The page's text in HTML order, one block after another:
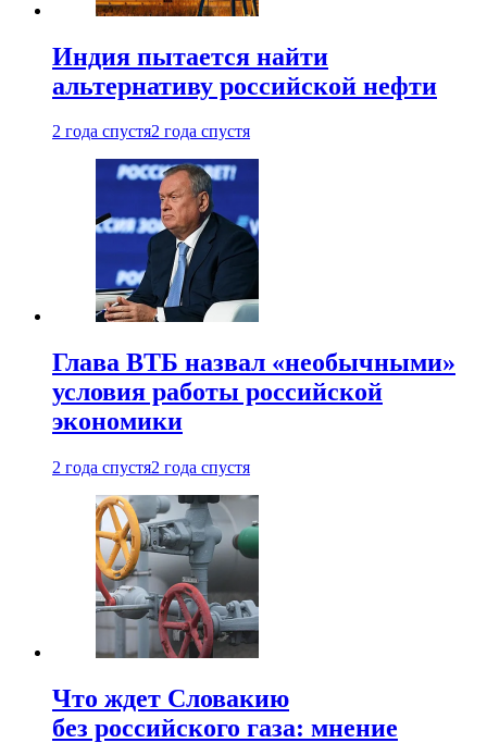
Индия пытается найти
альтернативу российской нефти
2 года спустя2 года спустя
Глава ВТБ назвал «необычными»
условия работы российской
экономики
2 года спустя2 года спустя
Что ждет Словакию
без российского газа: мнение